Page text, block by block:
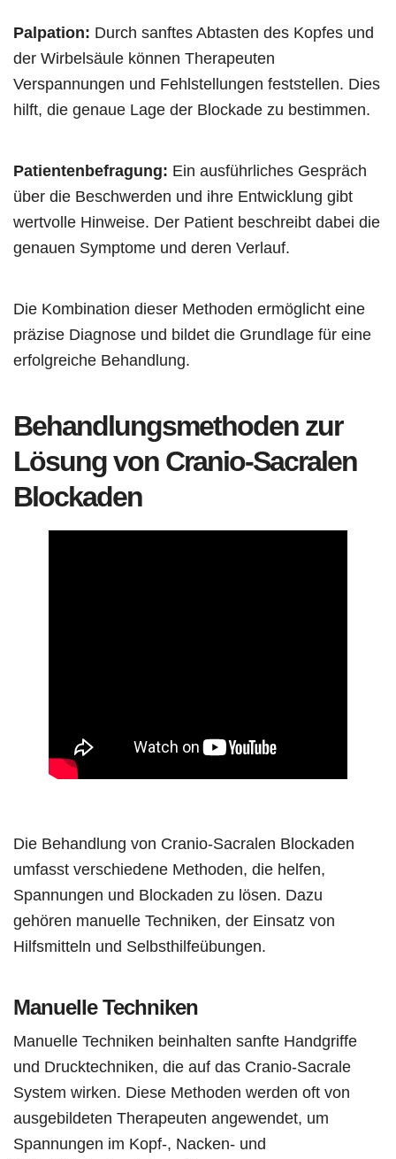
Palpation: Durch sanftes Abtasten des Kopfes und
der Wirbelsäule können Therapeuten
Verspannungen und Fehlstellungen feststellen. Dies
hilft, die genaue Lage der Blockade zu bestimmen.
Patientenbefragung: Ein ausführliches Gespräch
über die Beschwerden und ihre Entwicklung gibt
wertvolle Hinweise. Der Patient beschreibt dabei die
genauen Symptome und deren Verlauf.
Die Kombination dieser Methoden ermöglicht eine
präzise Diagnose und bildet die Grundlage für eine
erfolgreiche Behandlung.
Behandlungsmethoden zur
Lösung von Cranio-Sacralen
Blockaden
Die Behandlung von Cranio-Sacralen Blockaden
umfasst verschiedene Methoden, die helfen,
Spannungen und Blockaden zu lösen. Dazu
gehören manuelle Techniken, der Einsatz von
Hilfsmitteln und Selbsthilfeübungen.
Manuelle Techniken
Manuelle Techniken beinhalten sanfte Handgriffe
und Drucktechniken, die auf das Cranio-Sacrale
System wirken. Diese Methoden werden oft von
ausgebildeten Therapeuten angewendet, um
Spannungen im Kopf-, Nacken- und